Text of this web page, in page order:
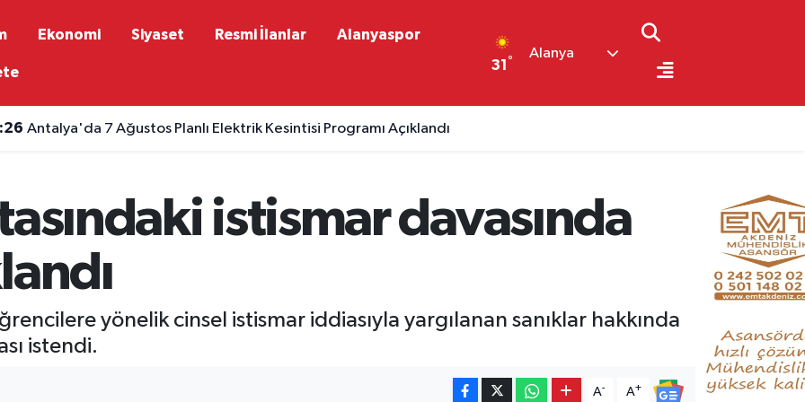
Ekonomi Siyaset Resmi İlanlar Alanyaspor
31 °
Alanya
Antalya'da 7 Ağustos Planlı Elektrik Kesintisi Programı Açıklandı
istismar davasında
yönelik cinsel istismar iddiasıyla yargılanan sanıklar hakkında
istendi.
A- A+